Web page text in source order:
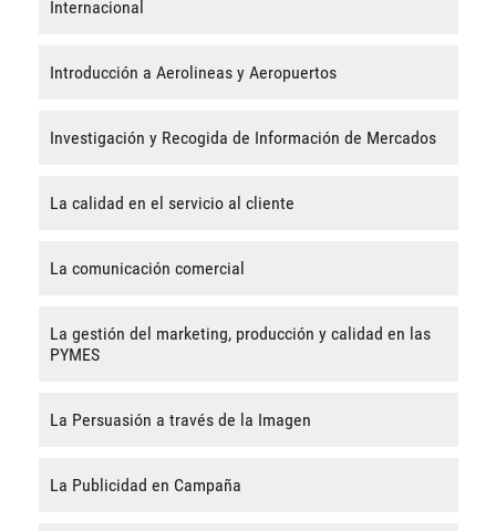
Internacional
Introducción a Aerolineas y Aeropuertos
Investigación y Recogida de Información de Mercados
La calidad en el servicio al cliente
La comunicación comercial
La gestión del marketing, producción y calidad en las
PYMES
La Persuasión a través de la Imagen
La Publicidad en Campaña